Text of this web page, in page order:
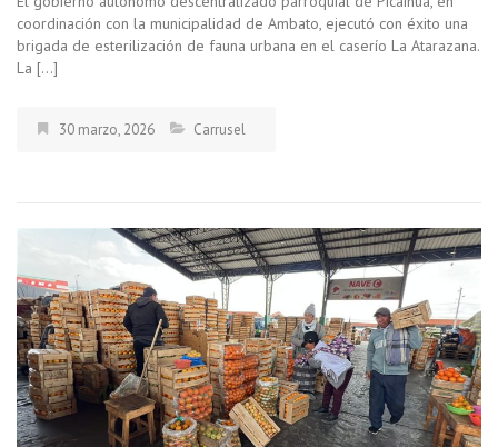
coordinación con la municipalidad de Ambato, ejecutó con éxito una
brigada de esterilización de fauna urbana en el caserío La Atarazana.
La […]
30 marzo, 2026 Carrusel